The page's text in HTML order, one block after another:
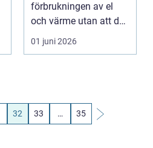
förbrukningen av el
och värme utan att du
behöver frysa, få sä...
01 juni 2026
32 33 … 35